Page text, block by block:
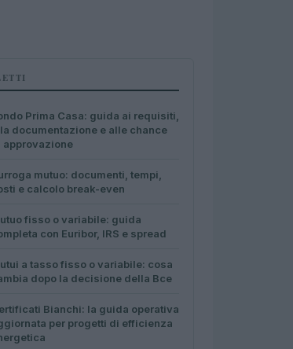
Prima Casa: guida ai requisiti,
documentazione e alle chance
approvazione
mutuo: documenti, tempi,
e calcolo break-even
fisso o variabile: guida
con Euribor, IRS e spread
a tasso fisso o variabile: cosa
dopo la decisione della Bce
Bianchi: la guida operativa
per progetti di efficienza